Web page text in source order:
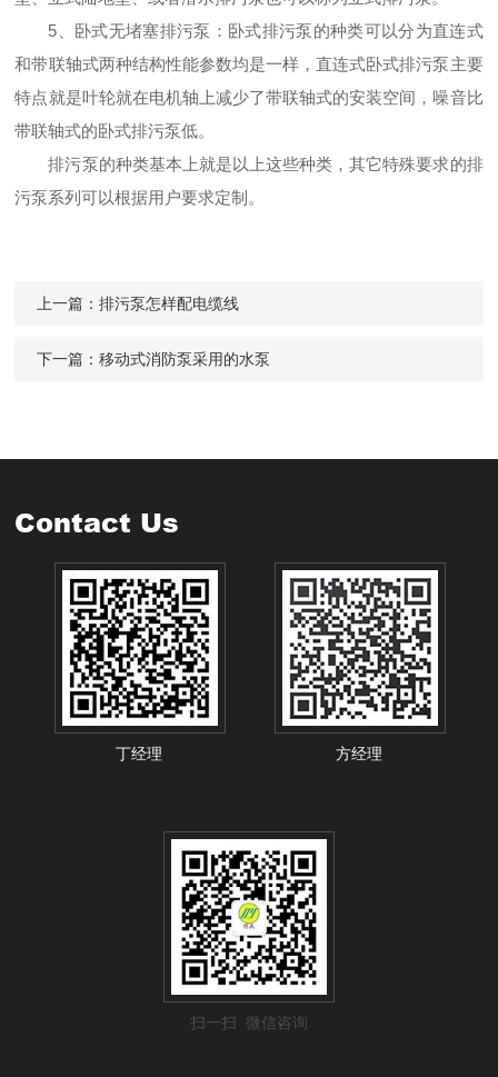
5、卧式无堵塞排污泵：卧式排污泵的种类可以分为直连式
和带联轴式两种结构性能参数均是一样，直连式卧式排污泵主要
特点就是叶轮就在电机轴上减少了带联轴式的安装空间，噪音比
带联轴式的卧式排污泵低。
排污泵的种类基本上就是以上这些种类，其它特殊要求的排
污泵系列可以根据用户要求定制。
上一篇：排污泵怎样配电缆线
下一篇：移动式消防泵采用的水泵
Contact Us
丁经理 方经理
扫一扫 微信咨询